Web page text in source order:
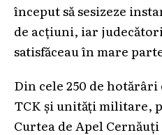
început să sesizeze
de acțiuni, iar
satisfăceau în mare
Din cele 250 de
TCK și unități militare,
Curtea de Apel Cernăuți